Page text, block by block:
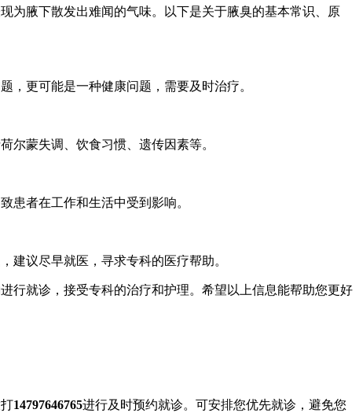
为腋下散发出难闻的气味。以下是关于腋臭的基本常识、原
，更可能是一种健康问题，需要及时治疗。
尔蒙失调、饮食习惯、遗传因素等。
患者在工作和生活中受到影响。
建议尽早就医，寻求专科的医疗帮助。
行就诊，接受专科的治疗和护理。希望以上信息能帮助您更好
14797646765进行及时预约就诊。可安排您优先就诊，避免您